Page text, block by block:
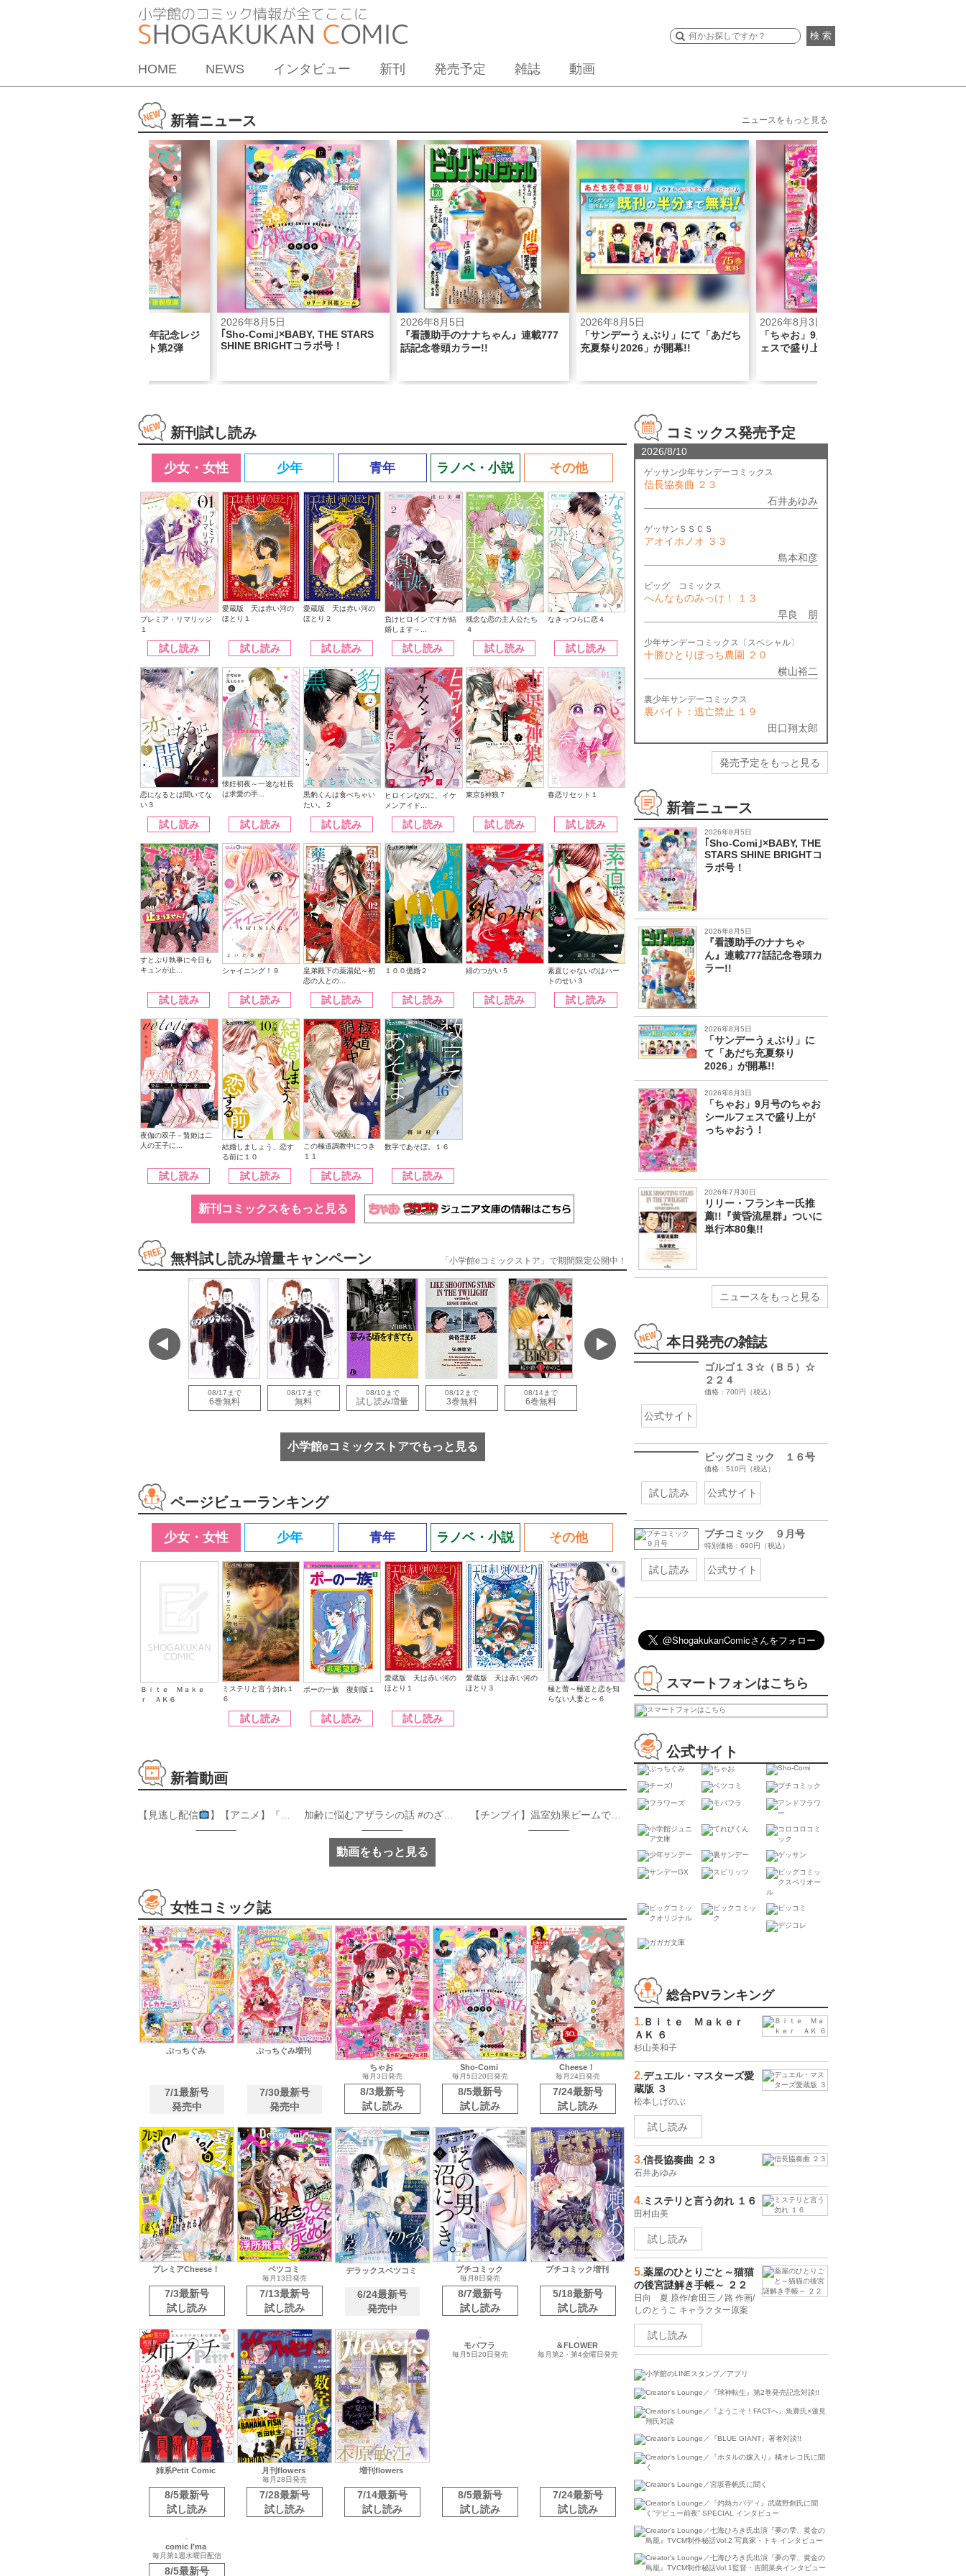
検 索
HOME NEWS インタビュー 新刊 発売予定 雑誌 動画
新着ニュース ニュースをもっと見る
「Cheese！」創刊30周年記念レジ
ェンド複製原画4枚セット第2弾
2026年8月5日
｢Sho-Comi｣×BABY, THE STARS
SHINE BRIGHTコラボ号！
2026年8月5日
『看護助手のナナちゃん』連載777
話記念巻頭カラー!!
2026年8月5日
「サンデーうぇぶり」にて「あだち
充夏祭り2026」が開幕!!
2026年8月3日
「ちゃお」9月号のちゃおシールフ
ェスで盛り上がっちゃおう！
新刊試し読み
少女・女性 少年 青年 ラノベ・小説 その他
プレミア・リマリッジ
１
試し読み
愛蔵版 天は赤い河の
ほとり１
試し読み
愛蔵版 天は赤い河の
ほとり２
試し読み
負けヒロインですが結
婚します～...
試し読み
残念な恋の主人公たち
４
試し読み
なきっつらに恋４
試し読み
恋になるとは聞いてな
い３
試し読み
懐妊初夜～一途な社長
は求愛の手...
試し読み
黒豹くんは食べちゃい
たい。２
試し読み
ヒロインなのに、イケ
メンアイド...
試し読み
東京§神狼７
試し読み
春恋リセット１
試し読み
すとぷり執事に今日も
キュンが止...
試し読み
シャイニング！９
試し読み
皇弟殿下の薬湯妃～初
恋の人との...
試し読み
１００億婚２
試し読み
緋のつがい５
試し読み
素直じゃないのはハー
トのせい３
試し読み
夜伽の双子－贄姫は二
人の王子に...
試し読み
結婚しましょう、恋す
る前に１０
試し読み
この極道調教中につき
１１
試し読み
数字であそぼ。１６
試し読み
新刊コミックスをもっと見る
無料試し読み増量キャンペーン 「小学館eコミックストア」で期間限定公開中！
08/17まで
6巻無料
08/17まで
無料
08/10まで
試し読み増量
08/12まで
3巻無料
08/14まで
6巻無料
08/30まで 08/30まで
小学館eコミックストアでもっと見る
ページビューランキング
少女・女性 少年 青年 ラノベ・小説 その他
Ｂｉｔｅ Ｍａｋｅ
ｒ ＡＫ６
ミステリと言う勿れ１
６
試し読み
ポーの一族 復刻版１
試し読み
愛蔵版 天は赤い河の
ほとり１
試し読み
愛蔵版 天は赤い河の
ほとり３
極と蕾～極道と恋を知
らない人妻と～６
新着動画
【見逃し配信
動画をもっと見る
女性コミック誌
ぷっちぐみ
7/1最新号
発売中
ぷっちぐみ増刊
7/30最新号
発売中
ちゃお
毎月3日発売
8/3最新号
試し読み
Sho-Comi
毎月5日20日発売
8/5最新号
試し読み
Cheese！
毎月24日発売
7/24最新号
試し読み
プレミアCheese！
7/3最新号
試し読み
ベツコミ
毎月13日発売
7/13最新号
試し読み
デラックスベツコミ
6/24最新号
発売中
プチコミック
毎月8日発売
プチコミック増刊
姉系Petit Comic
8/5最新号
コミックス発売予定
2026/8/10
ゲッサン少年サンデーコミックス
信長協奏曲 ２３
石井あゆみ
ゲッサンＳＳＣＳ
アオイホノオ ３３
島本和彦
ビッグ コミックス
へんなものみっけ！ １３
早良 朋
少年サンデーコミックス〔スペシャル〕
十勝ひとりぼっち農園 ２０
横山裕二
裏少年サンデーコミックス
裏バイト：逃亡禁止 １９
田口翔太郎
発売予定をもっと見る
新着ニュース
2026年8月5日
｢Sho-Comi｣×BABY, THE
STARS SHINE BRIGHTコ
ラボ号！
2026年8月5日
『看護助手のナナちゃ
ん』連載777話記念巻頭カ
ラー!!
2026年8月5日
「サンデーうぇぶり」に
て「あだち充夏祭り
2026」が開幕!!
2026年8月3日
「ちゃお」9月号のちゃお
シールフェスで盛り上が
っちゃおう！
2026年7月30日
リリー・フランキー氏推
薦!!『黄昏流星群』ついに
単行本80集!!
ニュースをもっと見る
本日発売の雑誌
ゴルゴ１３☆（Ｂ５）☆
２２４
価格：700円（税込）
ビッグコミック １６号
価格：510円（税込）
プチコミック ９月号
公式サイト
総合PVランキング
1.Ｂｉｔｅ Ｍａｋｅｒ
杉山美和子
2.デュエル・マスターズ愛
松本しげのぶ
試し読み
3.
石井あゆみ
4.
田村由美
試し読み
5.薬屋のひとりごと～猫猫
の後宮謎解き手帳～ ２２
しのとうこ キャラクター原案
試し読み